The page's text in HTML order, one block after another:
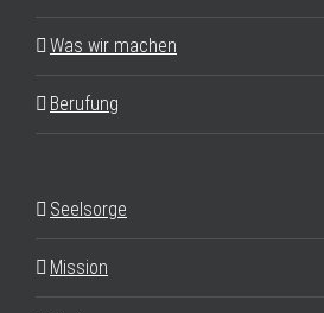
Was wir machen
Berufung
Seelsorge
Mission